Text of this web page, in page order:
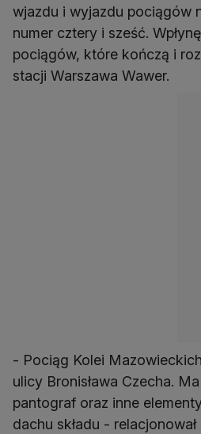
wjazdu i wyjazdu pociągów
numer cztery i sześć.
pociągów, które kończą i
stacji Warszawa Wawer.
- Pociąg Kolei
ulicy Bronisława Czecha.
pantograf oraz inne
dachu składu -